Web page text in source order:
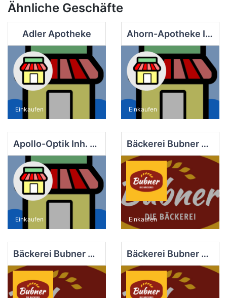
Ähnliche Geschäfte
Adler Apotheke
Einkaufen
Ahorn-Apotheke Inh. Michael Lüdtke
Einkaufen
Apollo-Optik Inh. Carlos Morales
Einkaufen
Bäckerei Bubner e.K. Filiale Finsterwalde EDEKA
Einkaufen
Bäckerei Bubner e.K. Filiale Finsterwalde Markt Bäckerei Bubner e.K. Filiale Finsterwalde Süd